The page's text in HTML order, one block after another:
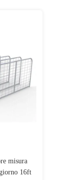
misura
16ft